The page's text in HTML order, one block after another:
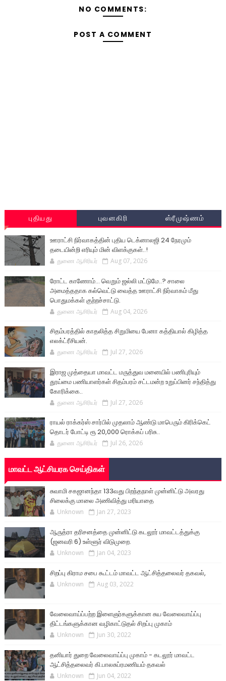
NO COMMENTS:
POST A COMMENT
புதியது புவனகிரி ஸ்ரீமுஷ்ணம்
ஊராட்சி நிர்வாகத்தின் புதிய டெக்னாலஜி 24 நேரமும்
தடையின்றி எரியும் மின் விளக்குகள்..!
துணை ஆசிரியர் Aug 07, 2026
ரோட்ட காணோம்... வெறும் ஜல்லி மட்டுமே..? சாலை
அமைத்ததாக கல்வெட்டு வைத்த ஊராட்சி நிர்வாகம் மீது
பொதுமக்கள் குற்றச்சாட்டு.
துணை ஆசிரியர் Aug 04, 2026
சிதம்பரத்தில் காதலித்த சிறுமியை பேனா கத்தியால் கிழித்த
எலக்ட்ரீசியன்.
துணை ஆசிரியர் Jul 27, 2026
இராஜ முத்தையா மாவட்ட மருத்துவ மனையில் பணிபுரியும்
தூய்மை பணியாளர்கள் சிதம்பரம் சட்டமன்ற உறுப்பினர் சந்தித்து
கோரிக்கை..
துணை ஆசிரியர் Jul 27, 2026
ராயல் ராக்கர்ஸ் சார்பில் முதலாம் ஆண்டு மாபெரும் கிரிக்கெட்
தொடர் போட்டி ரூ 20,000 ரொக்கப் பரிசு..
துணை ஆசிரியர் Jul 26, 2026
மாவட்ட ஆட்சியரக செய்திகள்
சுவாமி சகஜானந்தா 133வது பிறந்தநாள் முன்னிட்டு அவரது
சிலைக்கு மாலை அணிவித்து மரியாதை
Unknown Jan 27, 2023
ஆருத்ரா தரிசனத்தை முன்னிட்டு கடலூர் மாவட்டத்துக்கு
(ஜனவரி 6) உள்ளூர் விடுமுறை.
Unknown Jan 04, 2023
சிறப்பு கிராம சபை கூட்டம் மாவட்ட ஆட்சித்தலைவர் தகவல்,
Unknown Aug 03, 2022
வேலைவாய்ப்பற்ற இளைஞர்களுக்கான சுய வேலைவாய்ப்பு
திட்டங்களுக்கான வழிகாட்டுதல் சிறப்பு முகாம்
Unknown Jun 30, 2022
தனியார் துறை வேலைவாய்ப்பு முகாம் - கடலூர் மாவட்ட
ஆட்சித்தலைவர் கி.பாலசுப்ரமணியம் தகவல்
Unknown Jun 04, 2022